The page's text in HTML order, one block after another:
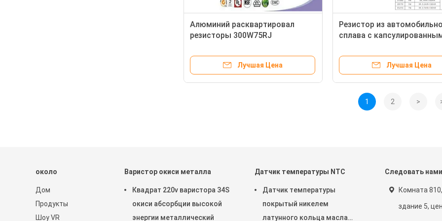
Алюминий расквартировал
резисторы 300W75RJ
сопротивления Wirewound
Лучшая Цена
Резистор из
сплава с
Лучшая Цена
1 2 >
около
Дом
Продукты
Шоу VR
Варистор окиси металла
Квадрат 220v варистора 34S
окиси абсорбции высокой
энергии металлический
Датчик температуры NTC
Датчик температуры
покрытый никелем
латунного кольца масла
Следовать нами
Комната
здание 5,